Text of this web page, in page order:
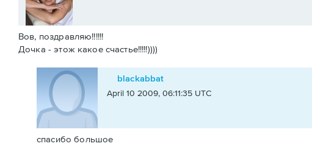
Вов, поздравляю!!!!!!
Дочка - этож какое счастье!!!!!))))
blackabbat
April 10 2009, 06:11:35 UTC
спасибо большое